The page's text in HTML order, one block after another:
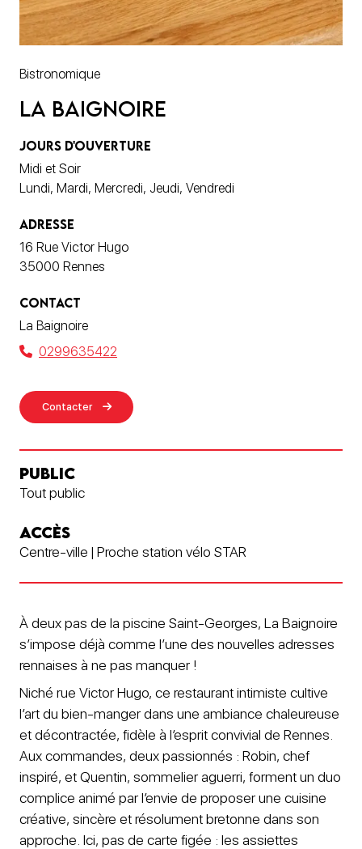
Bistronomique
La Baignoire
JOURS D'OUVERTURE
Midi et Soir
Lundi, Mardi, Mercredi, Jeudi, Vendredi
ADRESSE
16 Rue Victor Hugo
35000 Rennes
CONTACT
La Baignoire
0299635422
Contacter
PUBLIC
Tout public
ACCÈS
Centre-ville | Proche station vélo STAR
À deux pas de la piscine Saint-Georges, La Baignoire
s’impose déjà comme l’une des nouvelles adresses
rennaises à ne pas manquer !
Niché rue Victor Hugo, ce restaurant intimiste cultive
l’art du bien-manger dans une ambiance chaleureuse
et décontractée, fidèle à l’esprit convivial de Rennes.
Aux commandes, deux passionnés : Robin, chef
inspiré, et Quentin, sommelier aguerri, forment un duo
complice animé par l’envie de proposer une cuisine
créative, sincère et résolument bretonne dans son
approche. Ici, pas de carte figée : les assiettes